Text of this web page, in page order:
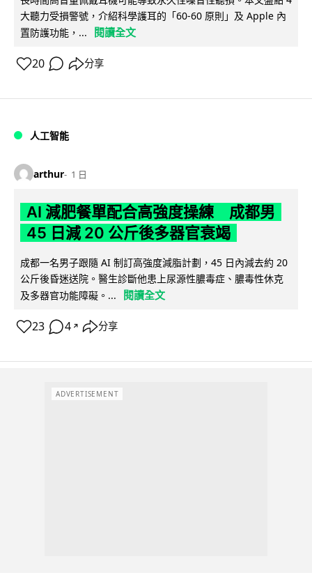
大聽力受損警號，介紹科學護耳的「60-60 原則」及 Apple 內
置防護功能，...
閱讀全文
20 分享
人工智能
arthur 1 日
AI 減肥餐單配合高強度操練 成都男
45 日減 20 公斤後多器官衰竭
成都一名男子跟隨 AI 制訂高強度減脂計劃，45 日內減去約 20
公斤後昏迷送院。醫生診斷他患上尿源性膿毒症、膿毒性休克
及多器官功能障礙。...
閱讀全文
23 4 ↗ 分享
ADVERTISEMENT